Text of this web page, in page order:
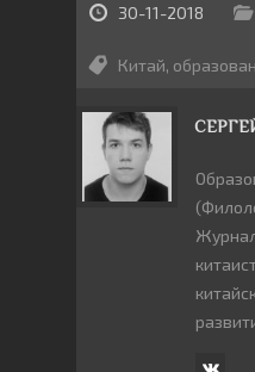
30-11-2018
Китай,